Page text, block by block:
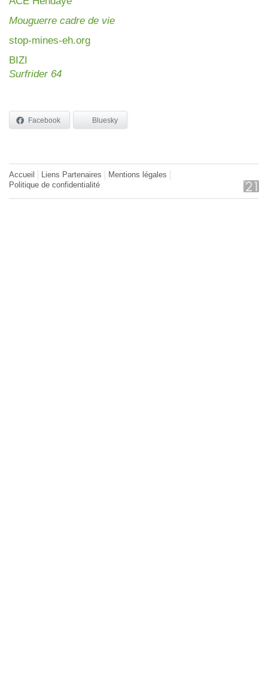
Mouguerre cadre de vie
stop-mines-eh.org
BIZI
Surfrider 64
Facebook Bluesky
Accueil Liens Partenaires
Mentions légales
Politique de confidentialité